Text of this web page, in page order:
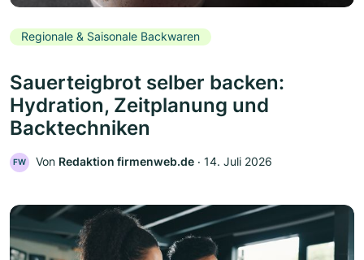
Regionale & Saisonale Backwaren
Sauerteigbrot selber backen:
Hydration, Zeitplanung und
Backtechniken
FW Von Redaktion firmenweb.de ‧ 14. Juli 2026